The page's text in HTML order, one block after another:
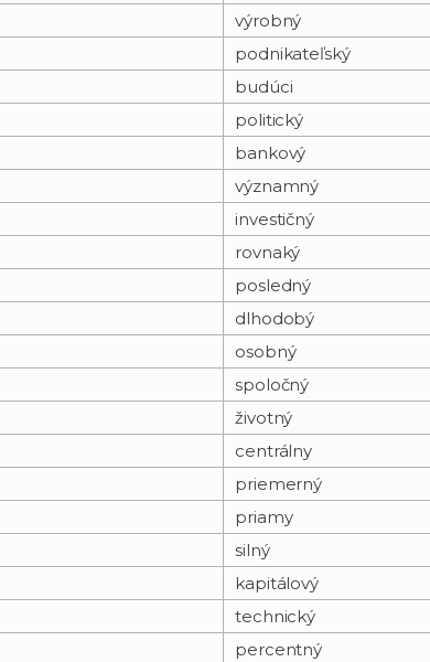
výrobný
podnikateľský
budúci
politický
bankový
významný
investičný
rovnaký
posledný
dlhodobý
osobný
spoločný
životný
centrálny
priemerný
priamy
silný
kapitálový
technický
percentný